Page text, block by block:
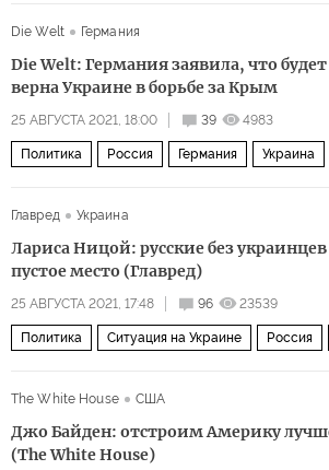
Die Welt Германия
Die Welt: Германия заявила, что будет
верна Украине в борьбе за Крым
25 АВГУСТА 2021, 18:00 39 4983
Политика Россия Германия Украина
Главред Украина
Лариса Ницой: русские без
пустое место (Главред)
25 АВГУСТА 2021, 17:48 96 23539
Политика Ситуация на Украине Россия
The White House США
Джо Байден: отстроим Америку
(The White House)